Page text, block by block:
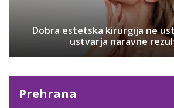
Dobra estetska kirurgija ne
ustvarja naravne
Prehrana